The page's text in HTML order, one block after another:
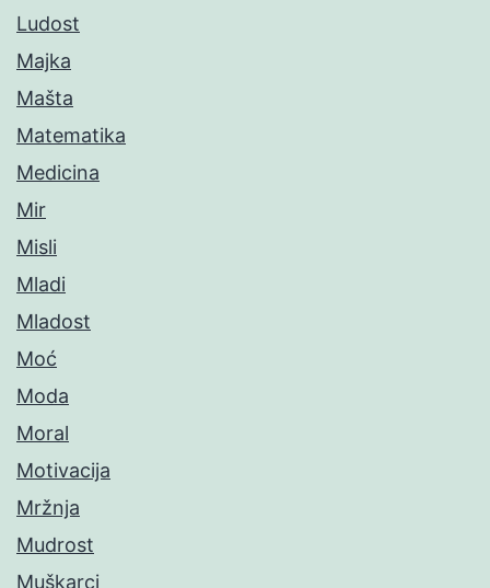
Ludost
Majka
Mašta
Matematika
Medicina
Mir
Misli
Mladi
Mladost
Moć
Moda
Moral
Motivacija
Mržnja
Mudrost
Muškarci